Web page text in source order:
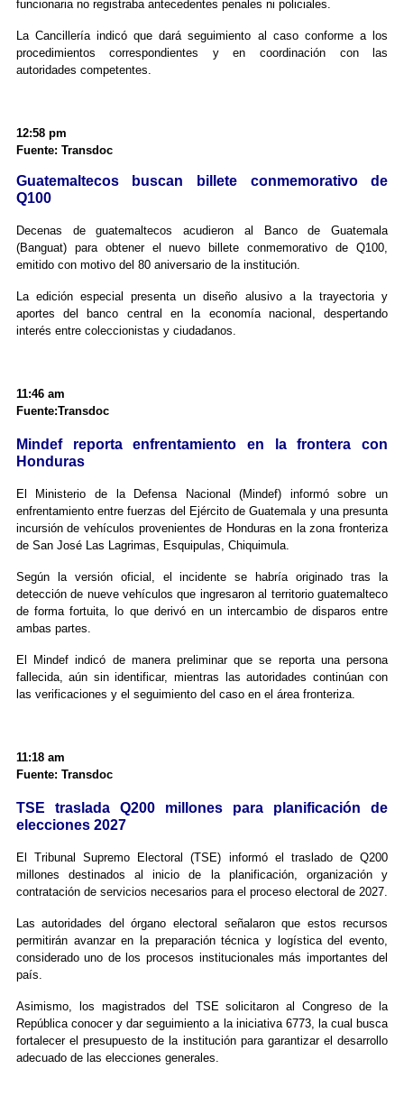
funcionaria no registraba antecedentes penales ni policiales.
La Cancillería indicó que dará seguimiento al caso conforme a los
procedimientos correspondientes y en coordinación con las
autoridades competentes.
12:58 pm
Fuente: Transdoc
Guatemaltecos buscan billete conmemorativo de
Q100
Decenas de guatemaltecos acudieron al Banco de Guatemala
(Banguat) para obtener el nuevo billete conmemorativo de Q100,
emitido con motivo del 80 aniversario de la institución.
La edición especial presenta un diseño alusivo a la trayectoria y
aportes del banco central en la economía nacional, despertando
interés entre coleccionistas y ciudadanos.
11:46 am
Fuente:Transdoc
Mindef reporta enfrentamiento en la frontera con
Honduras
El Ministerio de la Defensa Nacional (Mindef) informó sobre un
enfrentamiento entre fuerzas del Ejército de Guatemala y una presunta
incursión de vehículos provenientes de Honduras en la zona fronteriza
de San José Las Lagrimas, Esquipulas, Chiquimula.
Según la versión oficial, el incidente se habría originado tras la
detección de nueve vehículos que ingresaron al territorio guatemalteco
de forma fortuita, lo que derivó en un intercambio de disparos entre
ambas partes.
El Mindef indicó de manera preliminar que se reporta una persona
fallecida, aún sin identificar, mientras las autoridades continúan con
las verificaciones y el seguimiento del caso en el área fronteriza.
11:18 am
Fuente: Transdoc
TSE traslada Q200 millones para planificación de
elecciones 2027
El Tribunal Supremo Electoral (TSE) informó el traslado de Q200
millones destinados al inicio de la planificación, organización y
contratación de servicios necesarios para el proceso electoral de 2027.
Las autoridades del órgano electoral señalaron que estos recursos
permitirán avanzar en la preparación técnica y logística del evento,
considerado uno de los procesos institucionales más importantes del
país.
Asimismo, los magistrados del TSE solicitaron al Congreso de la
República conocer y dar seguimiento a la iniciativa 6773, la cual busca
fortalecer el presupuesto de la institución para garantizar el desarrollo
adecuado de las elecciones generales.